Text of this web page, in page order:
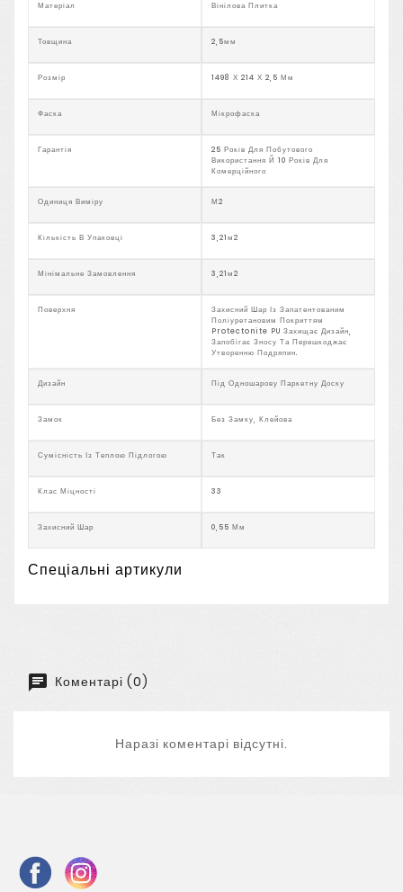
Матеріал Вінілова Плитка
Товщина 2,5мм
Розмір 1498 Х 214 Х 2,5 Мм
Фаска Мікрофаска
Гарантія
25 Років Для Побутового
Використання Й 10 Років Для
Комерційного
Одиниця Виміру М2
Кількість В Упаковці 3,21м2
Мінімальне Замовлення 3,21м2
Поверхня
Захисний Шар Із Запатентованим
Поліуретановим Покриттям
Protectonite PU Захищає Дизайн,
Запобігає Зносу Та Перешкоджає
Утворенню Подряпин.
Дизайн Під Одношарову Паркетну Доску
Замок Без Замку, Клейова
Сумісність Із Теплою Підлогою Так
Клас Міцності 33
Захисний Шар 0,55 Мм
Спеціальні артикули
Коментарі (0)
Наразі коментарі відсутні.